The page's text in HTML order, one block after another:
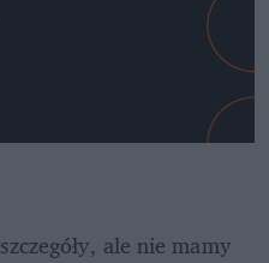
ale nie mamy